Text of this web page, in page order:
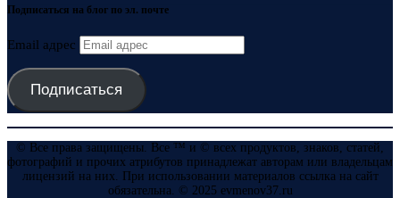
Подписаться на блог по эл. почте
Email адрес
Подписаться
© Все права защищены. Все ™ и © всех продуктов, знаков, статей,
фотографий и прочих атрибутов принадлежат авторам или владельцам
лицензий на них. При использовании материалов ссылка на сайт
обязательна. © 2025 evmenov37.ru